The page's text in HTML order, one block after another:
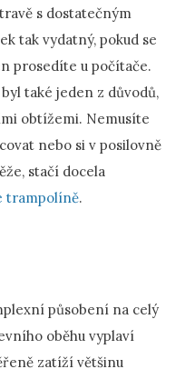
s dostatečným
tak vydatný, pokud se
prosedíte u počítače.
také jeden z důvodů,
obtížemi. Nemusíte
nebo si v posilovně
stačí docela
trampolíně.
působení na celý
oběhu vyplaví
zatíží většinu